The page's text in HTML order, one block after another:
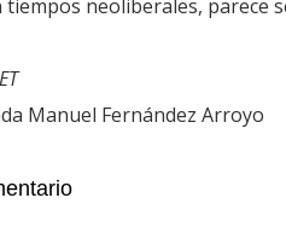
tiempos neoliberales, parece
Manuel Fernández Arroyo